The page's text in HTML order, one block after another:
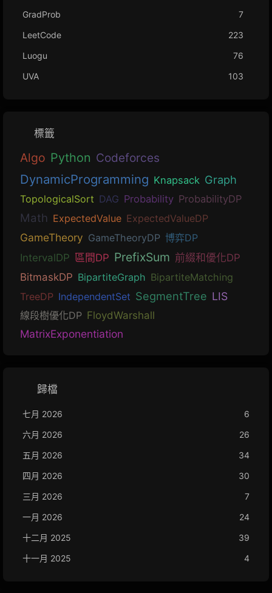
GradProb
7
LeetCode
223
Luogu
76
UVA
103
標籤
Algo Python Codeforces
DynamicProgramming Knapsack Graph
TopologicalSort DAG Probability ProbabilityDP
Math ExpectedValue ExpectedValueDP
GameTheory GameTheoryDP 博弈DP
IntervalDP 區間DP PrefixSum 前綴和優化DP
BitmaskDP BipartiteGraph BipartiteMatching
TreeDP IndependentSet SegmentTree LIS
線段樹優化DP FloydWarshall
MatrixExponentiation
歸檔
七月 2026
6
六月 2026
26
五月 2026
34
四月 2026
30
三月 2026
7
一月 2026
24
十二月 2025
39
十一月 2025
4